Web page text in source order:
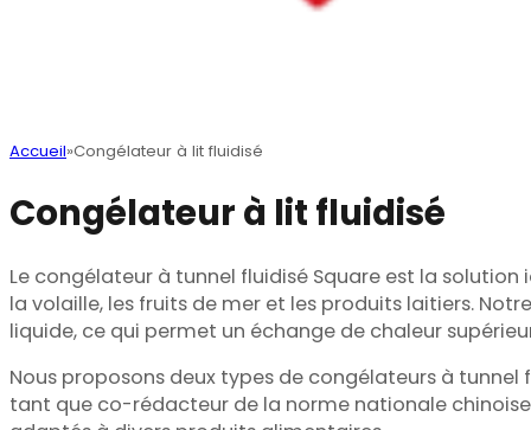
Accueil Congélateur à lit fluidisé
Congélateur à lit fluidisé
Le congélateur à tunnel fluidisé Square est la
la volaille, les fruits de mer et les produits laitiers.
liquide, ce qui permet un échange de chaleur
Nous proposons deux types de congélateurs à
tant que co-rédacteur de la norme nationale